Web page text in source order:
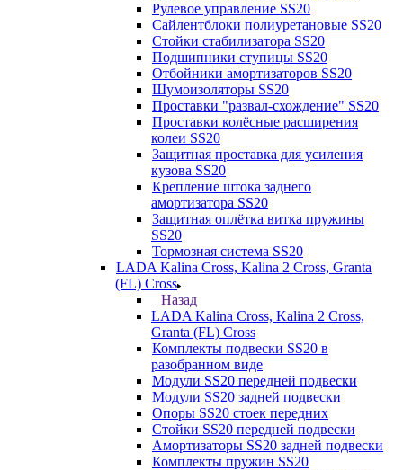
Рулевое управление SS20
Сайлентблоки полиуретановые SS20
Стойки стабилизатора SS20
Подшипники ступицы SS20
Отбойники амортизаторов SS20
Шумоизоляторы SS20
Проставки "развал-схождение" SS20
Проставки колёсные расширения
колеи SS20
Защитная проставка для усиления
кузова SS20
Крепление штока заднего
амортизатора SS20
Защитная оплётка витка пружины
SS20
Тормозная система SS20
LADA Kalina Cross, Kalina 2 Cross, Granta
(FL) Cross
Назад
LADA Kalina Cross, Kalina 2 Cross,
Granta (FL) Cross
Комплекты подвески SS20 в
разобранном виде
Модули SS20 передней подвески
Модули SS20 задней подвески
Опоры SS20 стоек передних
Стойки SS20 передней подвески
Амортизаторы SS20 задней подвески
Комплекты пружин SS20